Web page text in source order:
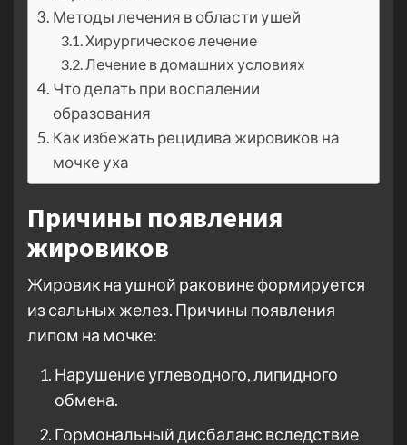
Методы лечения в области ушей
Хирургическое лечение
Лечение в домашних условиях
Что делать при воспалении
образования
Как избежать рецидива жировиков на
мочке уха
Причины появления
жировиков
Жировик на ушной раковине формируется
из сальных желез. Причины появления
липом на мочке:
Нарушение углеводного, липидного
обмена.
Гормональный дисбаланс вследствие